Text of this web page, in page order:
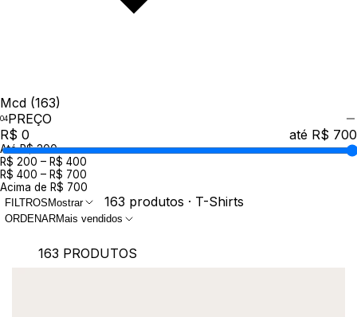
Mcd (163)
PREÇO
R$ 0
até R$ 700
Até R$ 200
R$ 200 – R$ 400
R$ 400 – R$ 700
Acima de R$ 700
FILTROS Mostrar 163 produtos · T-Shirts
ORDENARMais vendidos
163 PRODUTOS